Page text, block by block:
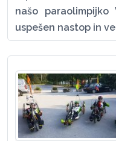
našo
uspešen nastop in